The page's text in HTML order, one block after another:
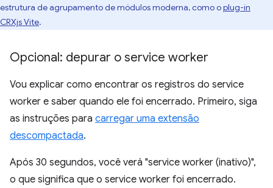
estrutura de agrupamento de módulos moderna, como oplug-in
CRXjs Vite.
Opcional: depurar o service worker
Vou explicar como encontrar os registros do service
worker e saber quando ele foi encerrado. Primeiro, siga
as instruções para carregar uma extensão
descompactada.
Após 30 segundos, você verá "service worker (inativo)",
o que significa que o service worker foi encerrado.